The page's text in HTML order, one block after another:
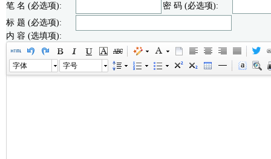
笔 名 (必选项):
密 码 (必选项):
标 题 (必选项):
内 容 (选填项):
字体 字号